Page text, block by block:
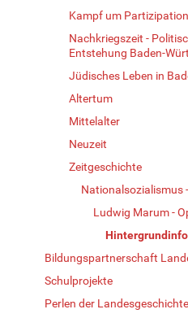
Kampf um
Nachkriegszeit -
Entstehung Baden-
Jüdisches Leben in
Altertum
Mittelalter
Neuzeit
Zeitgeschichte
Nationalsozialismus
Ludwig Marum -
Bildungspartnerschaft
Schulprojekte
Perlen der Landesgeschichte